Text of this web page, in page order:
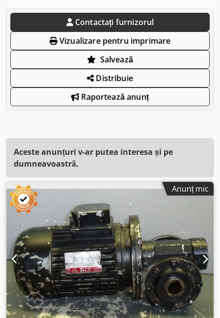
Contactați furnizorul
Vizualizare pentru imprimare
Salvează
Distribuie
Raportează anunț
Aceste anunțuri v-ar putea interesa și pe
dumneavoastră.
Anunț mic